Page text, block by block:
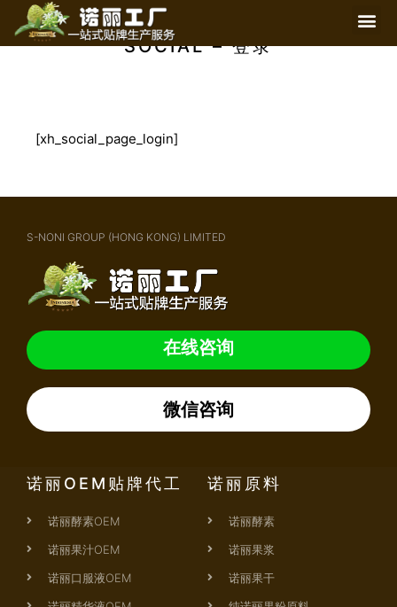
SOCIAL – 登录
[xh_social_page_login]
S-NONI GROUP (HONG KONG) LIMITED
在线咨询
微信咨询
诺丽OEM贴牌代工
诺丽酵素OEM
诺丽果汁OEM
诺丽口服液OEM
诺丽原料
诺丽酵素
诺丽果浆
诺丽果干